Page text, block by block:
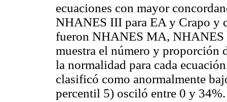
ecuaciones con mayor
NHANES III para EA y Crapo y
fueron NHANES MA,
muestra el número y proporción
la normalidad para cada
clasificó como anormalmente
percentil 5) osciló entre 0 y